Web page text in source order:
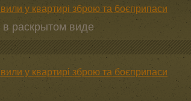
у квартирі зброю та боєприпаси
раскрытом виде
у квартирі зброю та боєприпаси